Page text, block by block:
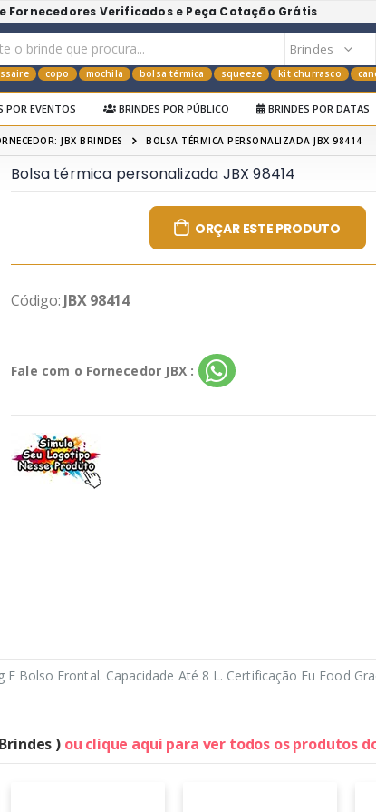
Verificados e Peça Cotação Grátis
copo mochila bolsa térmica squeeze kit churrasco
POR EVENTOS BRINDES POR PÚBLICO BRINDES POR DATAS
JBX BRINDES BOLSA TÉRMICA PERSONALIZADA JBX 98414
Bolsa térmica personalizada JBX 98414
ORÇAR ESTE PRODUTO
Código: JBX 98414
Fale com o Fornecedor JBX :
Bolso Frontal. Capacidade Até 8 L. Certificação Eu Food
) ou clique aqui para ver todos os produtos